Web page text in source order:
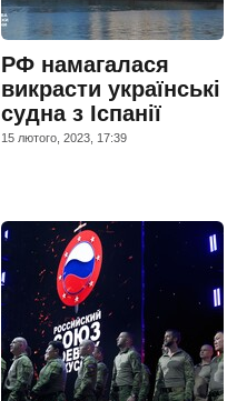
РФ намагалася
викрасти українські
судна з Іспанії
15 лютого, 2023, 17:39